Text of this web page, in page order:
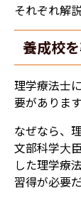
それぞれ解
養成校
理学療法士
要があります
なぜなら、
文部科学大
した理学療
習得が必要